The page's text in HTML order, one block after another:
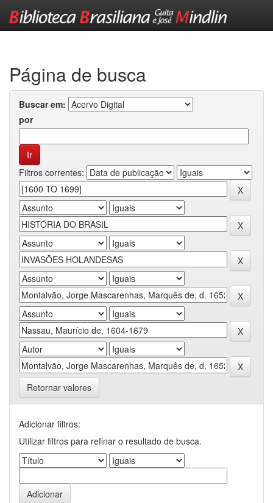
Página de busca
Buscar em:
por
Filtros correntes:
Retornar valores
Adicionar filtros:
Utilizar filtros para refinar o resultado de busca.